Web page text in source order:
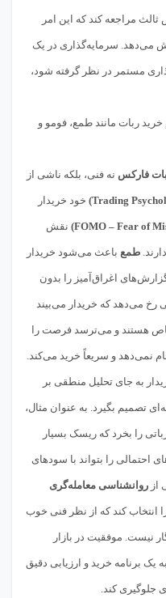
مراجعه کند که این امر
می‌دهد. سرمایه‌گذاری در یک
مستمر در نظر گرفته شود،
ربات مانند طمع، فومو و
فارکس نه فنی، بلکه ناشی از
خود خریدار
نقش
طمع باعث می‌شود خریدار
اغراق‌آمیز را بدون
رخ می‌دهد که خریدار می‌بیند
هستند و می‌ترسد فرصت را
نمی‌دهد و سریعاً خرید می‌کند.
به جای تحلیل منطقی بر
تصمیم بگیرد. به عنوان مثال،
را بخرد که ریسک بسیار
احتمالی را بتواند با سودهای
از روانشناسی معامله‌گری
انتخاب کند که از نظر فنی خوب
نیست. موفقیت در بازار
یک برنامه خرید و ارزیابی دقیق
جلوگیری کند.